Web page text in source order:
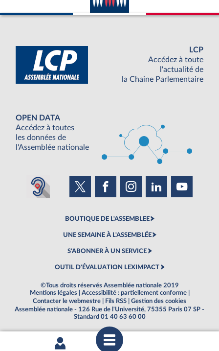
LCP
Accédez à toute
l'actualité de
la Chaine Parlementaire
OPEN DATA
Accédez à toutes
les données de
l'Assemblée nationale
BOUTIQUE DE L'ASSEMBLEE
UNE SEMAINE À L'ASSEMBLÉE
S'ABONNER À UN SERVICE
OUTIL D'ÉVALUATION LEXIMPACT
©Tous droits réservés Assemblée nationale 2019
Mentions légales
Accessibilité : partiellement conforme
Contacter le webmestre
Fils RSS
Gestion des cookies
Assemblée nationale - 126 Rue de l'Université, 75355 Paris 07 SP -
Standard 01 40 63 60 00